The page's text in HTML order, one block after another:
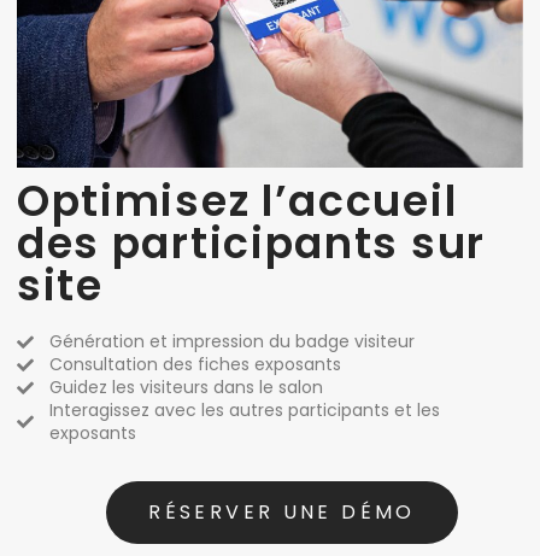
Optimisez l’accueil
des participants sur
site
Génération et impression du badge visiteur
Consultation des fiches exposants
Guidez les visiteurs dans le salon
Interagissez avec les autres participants et les
exposants
RÉSERVER UNE DÉMO